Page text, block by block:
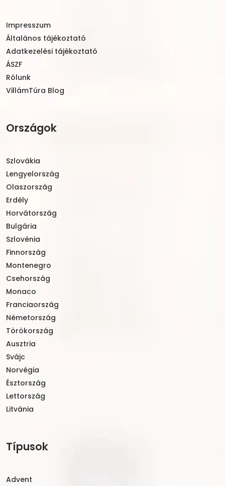
Impresszum
Általános tájékoztató
Adatkezelési tájékoztató
ÁSZF
Rólunk
VillámTúra Blog
Országok
Szlovákia
Lengyelország
Olaszország
Erdély
Horvátország
Bulgária
Szlovénia
Finnország
Montenegro
Csehország
Monaco
Franciaország
Németország
Törökország
Ausztria
Svájc
Norvégia
Észtország
Lettország
Litvánia
Típusok
Advent